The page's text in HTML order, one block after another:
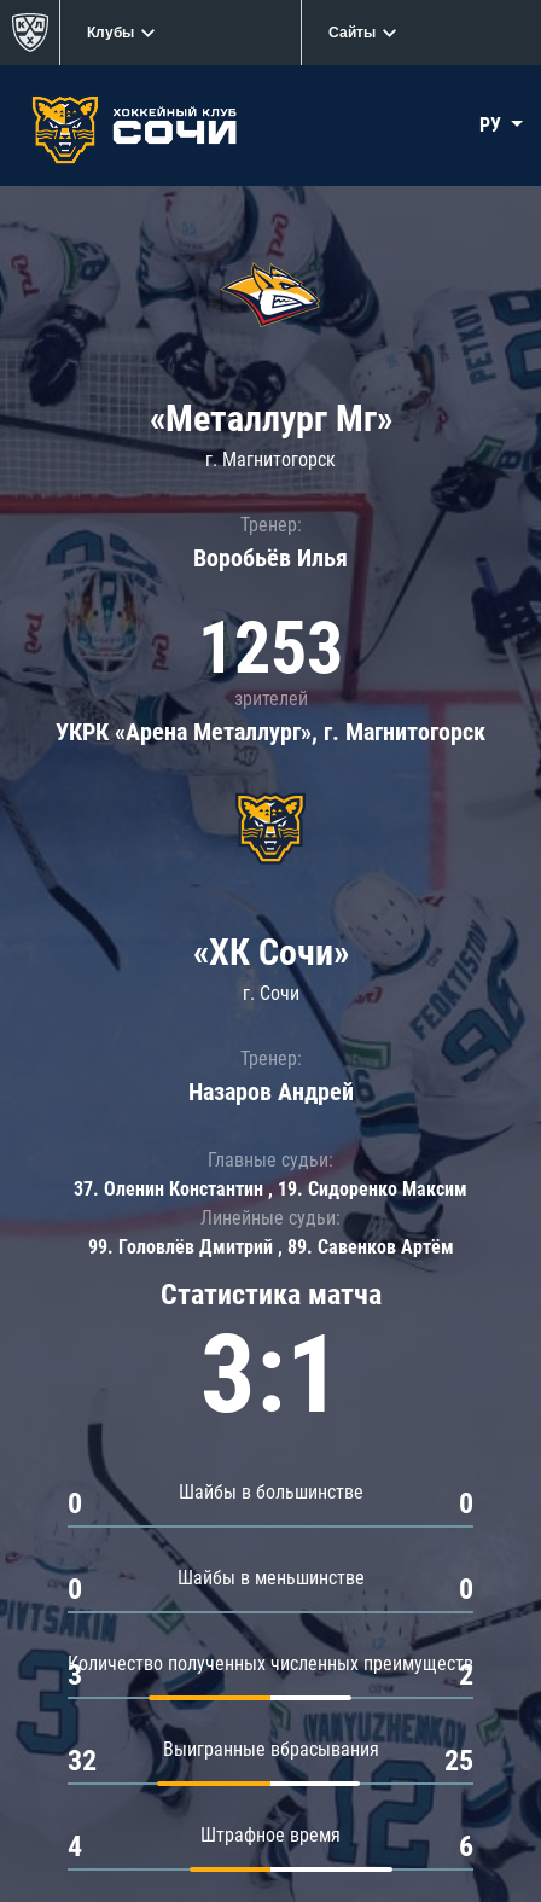
Клубы Сайты
РУ
«Металлург Мг»
г. Магнитогорск
Тренер:
Воробьёв Илья
1253
зрителей
УКРК «Арена Металлург», г. Магнитогорск
Статистика матча
3:1
Шайбы в большинстве
0 0
Шайбы в меньшинстве
0 0
Количество полученных численных преимуществ
3 2
Выигранные вбрасывания
32 25
Штрафное время
4 6
«ХК Сочи»
г. Сочи
Тренер:
Назаров Андрей
Главные судьи:
37. Оленин Константин , 19. Сидоренко Максим
Линейные судьи:
99. Головлёв Дмитрий , 89. Савенков Артём